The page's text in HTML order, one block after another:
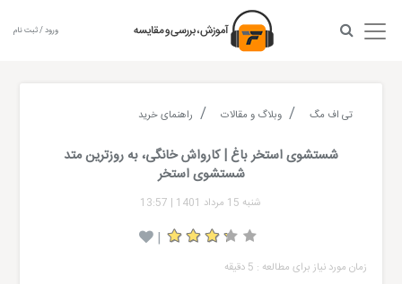
ورود / ثبت نام
تی اف مگ وبلاگ و مقالات راهنمای خرید
شستشوی استخر باغ | کارواش خانگی، به روز‌ترین متد
شستشوی استخر
شنبه 15 مرداد 1401 |
13:57
|
زمان مورد نیاز برای مطالعه : 5 دقیقه